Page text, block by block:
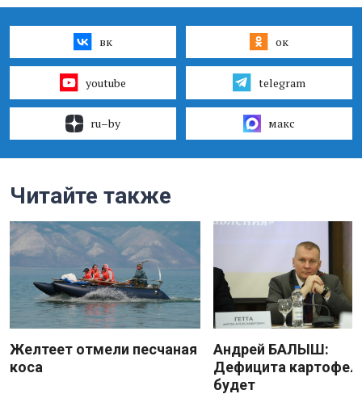
вк ок
youtube telegram
ru–by макс
Читайте также
Желтеет отмели песчаная
коса
Андрей БАЛЫШ:
Дефицита
будет